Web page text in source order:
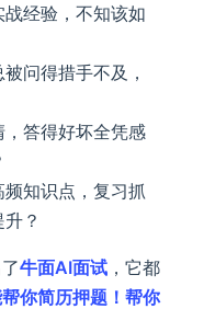
经验，不知该如
问得措手不及，
答得好坏全凭感
知识点，复习抓
？
牛面AI面试 ，它都
你简历押题！帮你